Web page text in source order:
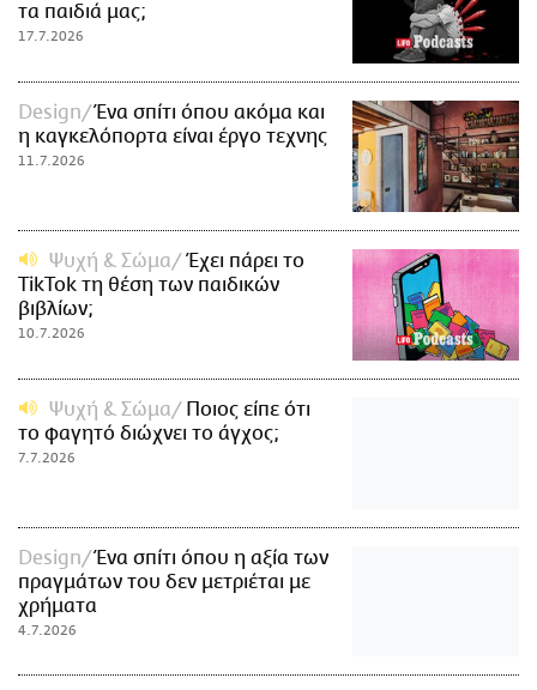
τα παιδιά μας;
17.7.2026
Design
Ένα σπίτι όπου ακόμα και
η καγκελόπορτα είναι έργο τεχνης
11.7.2026
Ψυχή & Σώμα
Έχει πάρει το
TikTok τη θέση των παιδικών
βιβλίων;
10.7.2026
Ψυχή & Σώμα
Ποιος είπε ότι
το φαγητό διώχνει το άγχος;
7.7.2026
Design
Ένα σπίτι όπου η αξία των
πραγμάτων του δεν μετριέται με
χρήματα
4.7.2026